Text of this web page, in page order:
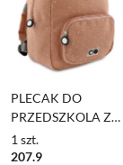
PLECAK DO
PRZEDSZKOLA Z
KIESZONKĄ MRS.
CAT
1 szt.
207.9